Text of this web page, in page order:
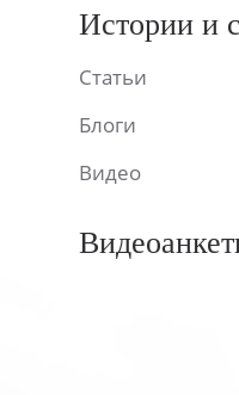
Истории и
Статьи
Блоги
Видео